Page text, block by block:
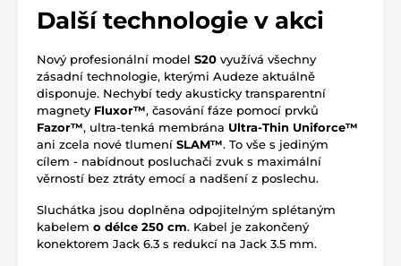
Další technologie v akci
Nový profesionální model S20 využívá všechny
zásadní technologie, kterými Audeze aktuálně
disponuje. Nechybí tedy akusticky transparentní
magnety Fluxor™, časování fáze pomocí prvků
Fazor™, ultra-tenká membrána Ultra-Thin Uniforce™
ani zcela nové tlumení SLAM™. To vše s jediným
cílem - nabídnout posluchači zvuk s maximální
věrností bez ztráty emocí a nadšení z poslechu.
Sluchátka jsou doplněna odpojitelným splétaným
kabelem o délce 250 cm. Kabel je zakončený
konektorem Jack 6.3 s redukcí na Jack 3.5 mm.